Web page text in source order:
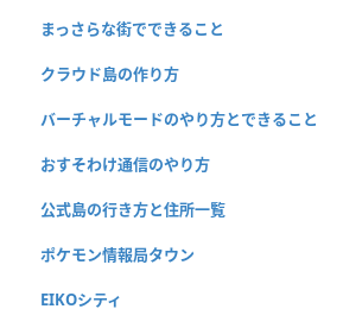
まっさらな街でできること
クラウド島の作り方
バーチャルモードのやり方とできること
おすそわけ通信のやり方
公式島の行き方と住所一覧
ポケモン情報局タウン
EIKOシティ